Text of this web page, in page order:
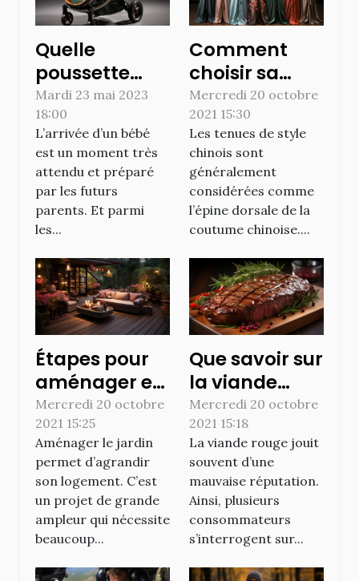
Quelle
poussette
acheter à la
naissance ?
Mardi 23 mai 2023
18:00
L’arrivée d’un bébé
est un moment très
attendu et préparé
par les futurs
parents. Et parmi
les...
Comment
choisir sa
robe
chinoise ?
Mercredi 20 octobre
2021 15:30
Les tenues de style
chinois sont
généralement
considérées comme
l’épine dorsale de la
coutume chinoise....
Étapes pour
aménager et
décorer son
jardin avec
une terrasse
Mercredi 20 octobre
2021 15:25
Aménager le jardin
permet d’agrandir
son logement. C’est
un projet de grande
ampleur qui nécessite
beaucoup...
Que savoir sur
la viande
rouge ?
Mercredi 20 octobre
2021 15:18
La viande rouge jouit
souvent d’une
mauvaise réputation.
Ainsi, plusieurs
consommateurs
s’interrogent sur...